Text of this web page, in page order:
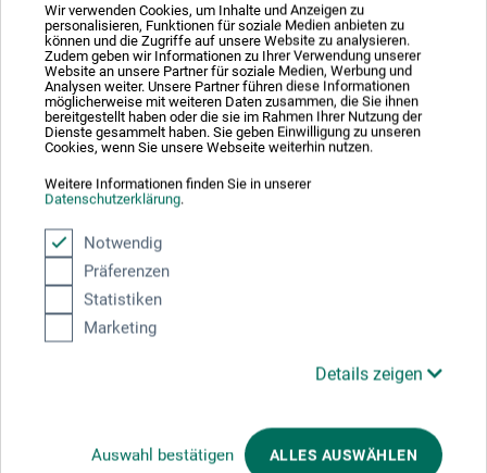
Wir verwenden Cookies, um Inhalte und Anzeigen zu
personalisieren, Funktionen für soziale Medien anbieten zu
können und die Zugriffe auf unsere Website zu analysieren.
Zudem geben wir Informationen zu Ihrer Verwendung unserer
Website an unsere Partner für soziale Medien, Werbung und
Analysen weiter. Unsere Partner führen diese Informationen
möglicherweise mit weiteren Daten zusammen, die Sie ihnen
bereitgestellt haben oder die sie im Rahmen Ihrer Nutzung der
Dienste gesammelt haben. Sie geben Einwilligung zu unseren
Cookies, wenn Sie unsere Webseite weiterhin nutzen.
Weitere Informationen finden Sie in unserer
Datenschutzerklärung.
Notwendig
Präferenzen
Statistiken
Marketing
Details zeigen
Auswahl bestätigen ALLES AUSWÄHLEN
Mehr
Beschreibung
Beschreibung
Reines Leinen, roh, sehr dicht und fest, unsere schwerste